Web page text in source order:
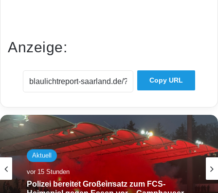
Anzeige:
Copy URL
Aktuell
vor 15 Stunden
Polizei bereitet Großeinsatz zum FCS-